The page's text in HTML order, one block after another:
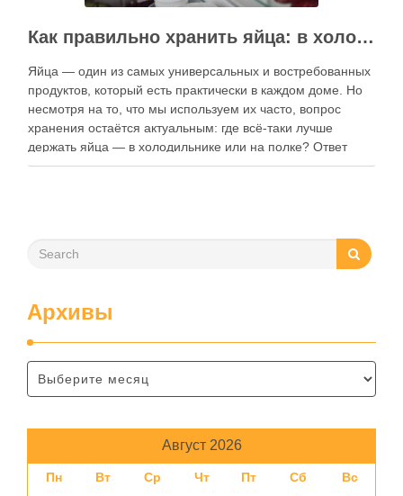
Как правильно хранить яйца: в холодильнике или на полке?
Яйца — один из самых универсальных и востребованных
продуктов, который есть практически в каждом доме. Но
несмотря на то, что мы используем их часто, вопрос
хранения остаётся актуальным: где всё-таки лучше
держать яйца — в холодильнике или на полке? Ответ
зависит от нескольких факторов, включая температуру
Архивы
Август 2026
Пн Вт Ср Чт Пт Сб
Вс